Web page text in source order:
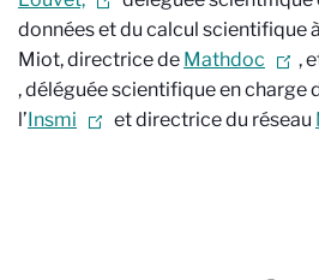
données et du calcul scientifique à
Miot, directrice de Mathdoc ,
, déléguée scientifique en charge
l’Insmi et directrice du réseau